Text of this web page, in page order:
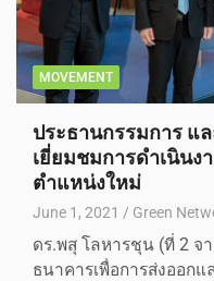
MOVEMENT
ประธานกรรมการ แล
เยี่ยมชมการดำเนินง
ตำแหน่งใหม่
June 1, 2021 Green
ดร.พสุ โลหารชุน (ที่ 2 จ
ธนาคารเพื่อการส่งออกแ